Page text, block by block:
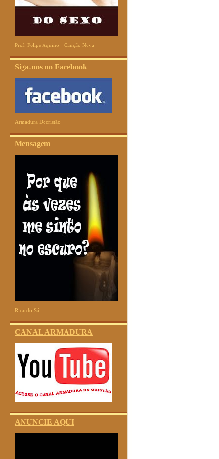
Prof. Felipe Aquino - Canção Nova
Siga-nos no Facebook
Armadura Docristão
Mensagem
Ricardo Sá
CANAL ARMADURA
ANUNCIE AQUI